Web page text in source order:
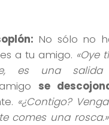
No sólo no
a tu amigo. «Oye
es una salida
se
«¿Contigo?
comes una rosca.»